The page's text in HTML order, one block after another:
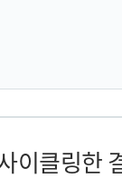
이클링한